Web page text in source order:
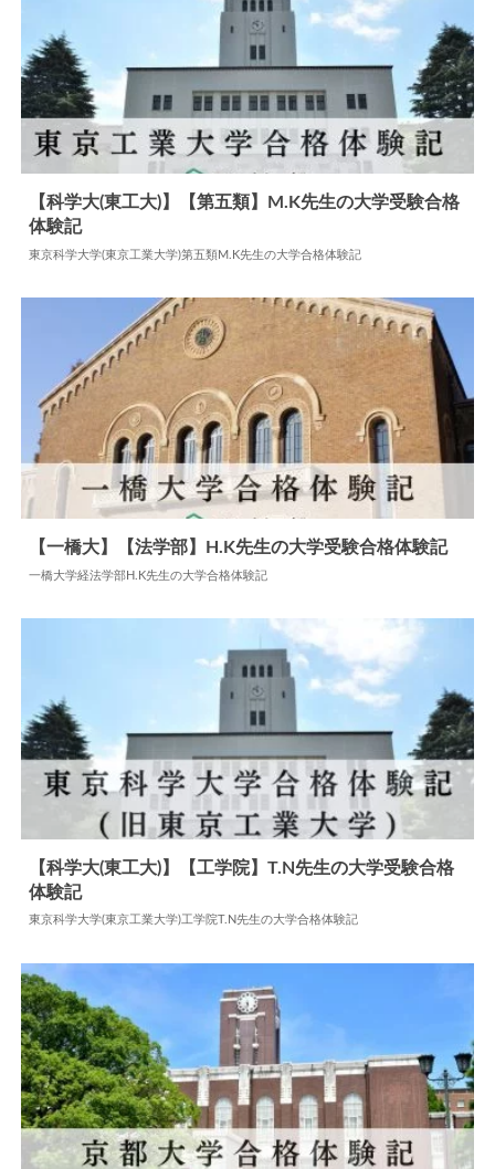
大学合格体験記
【科学大(東工大)】【第五類】M.K先生の大学受験合格
体験記
東京科学大学(東京工業大学)第五類M.K先生の大学合格体験記
【一橋大】【法学部】H.K先生の大学受験合格体験記
一橋大学経法学部H.K先生の大学合格体験記
大学合格体験記
【科学大(東工大)】【工学院】T.N先生の大学受験合格
体験記
東京科学大学(東京工業大学)工学院T.N先生の大学合格体験記